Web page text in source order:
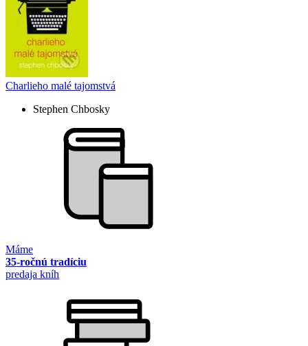
Charlieho malé tajomstvá
Stephen Chbosky
Máme
35-ročnú tradíciu
predaja kníh